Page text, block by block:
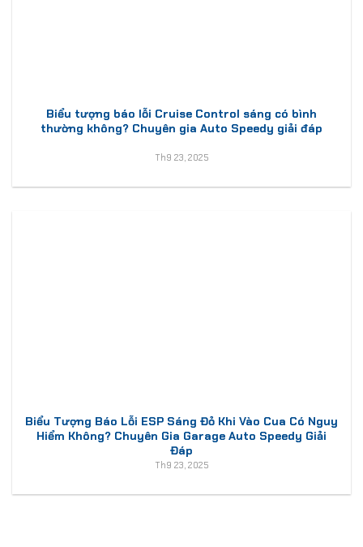
Biểu tượng báo lỗi Cruise Control sáng có bình
thường không? Chuyên gia Auto Speedy giải đáp
Th9 23, 2025
Biểu Tượng Báo Lỗi ESP Sáng Đỏ Khi Vào Cua Có Nguy
Hiểm Không? Chuyên Gia Garage Auto Speedy Giải
Đáp
Th9 23, 2025